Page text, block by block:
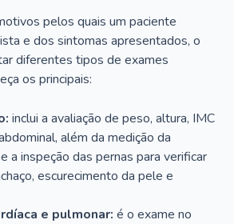
pelos quais um paciente
e dos sintomas apresentados, o
diferentes tipos de exames
os principais:
inclui a avaliação de peso, altura, IMC
além da medição da
a inspeção das pernas para verificar
escurecimento da pele e
e pulmonar: é o exame no